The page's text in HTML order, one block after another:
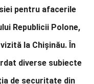
pentru afacerile
Republicii Polone,
la Chișinău. În
diverse subiecte
de securitate din